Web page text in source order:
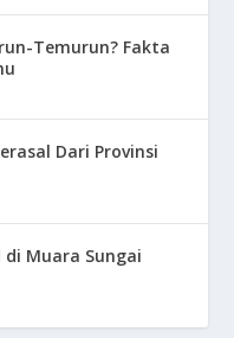
Temurun? Fakta
Dari Provinsi
di Muara Sungai